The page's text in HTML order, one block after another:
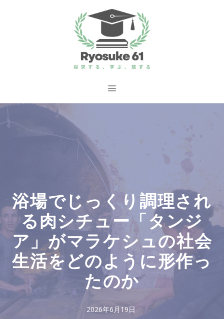
ス
メ
浴場でじっくり調理され
る肉シチュー「タンジ
ア」がマラケシュの社会
生活をどのように形作っ
たのか
2026年6月19日